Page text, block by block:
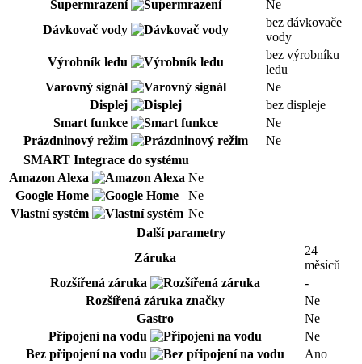
Supermrazení
Ne
Dávkovač vody
bez dávkovače
vody
Výrobník ledu
bez výrobníku
ledu
Varovný signál
Ne
Displej
bez displeje
Smart funkce
Ne
Prázdninový režim
Ne
SMART Integrace do systému
Amazon Alexa
Ne
Google Home
Ne
Vlastní systém
Ne
Další parametry
Záruka
24
měsíců
Rozšířená záruka
-
Rozšířená záruka značky
Ne
Gastro
Ne
Připojení na vodu
Ne
Bez připojení na vodu
Ano